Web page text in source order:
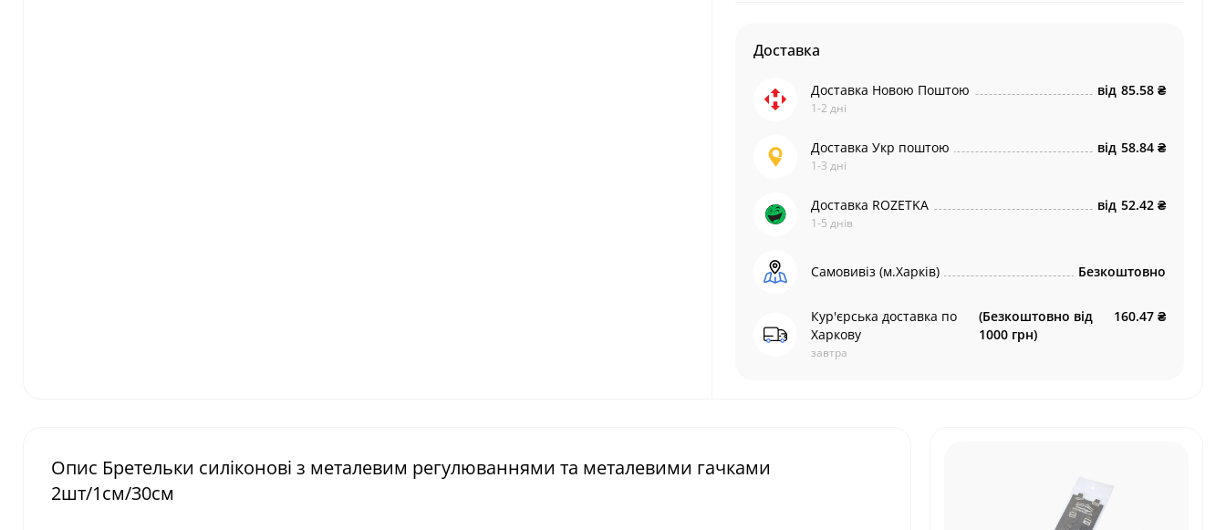
Доставка
Доставка Новою Поштою
1-2 дні
від 85.58 ₴
Доставка Укр поштою
1-3 дні
від 58.84 ₴
Доставка ROZETKA
1-5 днів
від 52.42 ₴
Самовивіз (м.Харків) Безкоштовно
Кур'єрська доставка по
Харкову
завтра
(Безкоштовно від
1000 грн)
160.47 ₴
Опис Бретельки силіконові з металевим регулюваннями та металевими гачками
2шт/1см/30см